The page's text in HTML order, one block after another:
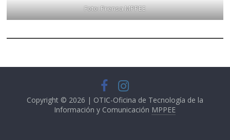
Foto: Prensa MPPEE
Copyright © 2026 | OTIC-Oficina de Tecnología de la
Información y Comunicación MPPEE